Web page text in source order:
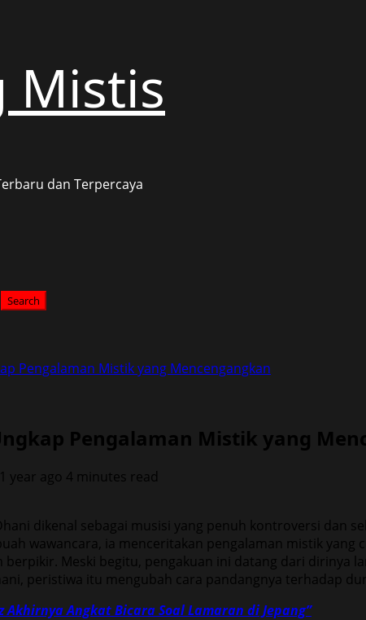
Mistis
dan Terpercaya
Pengalaman Mistik yang Mencengangkan
Pengalaman Mistik yang
year ago 4 minutes read
dikenal sebagai musisi yang penuh kontroversi dan
wawancara, ia menceritakan pengalaman mistik
berpikir. Meski begitu, pengakuan ini datang dari dirinya
peristiwa itu mengubah cara pandangnya terhadap
Akhirnya Angkat Bicara Soal Lamaran di Jepang”